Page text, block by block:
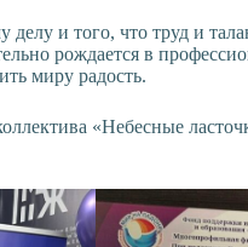
делу и того, что труд и
рождается в
миру радость.
«Небесные